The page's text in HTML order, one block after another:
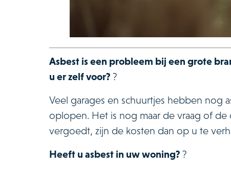
Asbest is een probleem bij een grote
u er zelf voor? ?
Veel garages en schuurtjes hebben nog
oplopen. Het is nog maar de vraag of de
vergoedt, zijn de kosten dan op u te
Heeft u asbest in uw woning? ?